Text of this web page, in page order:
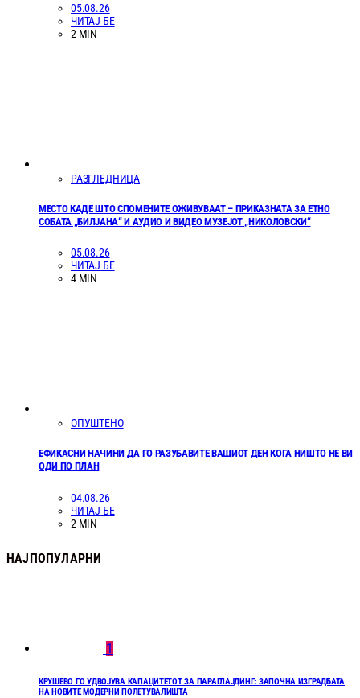
05.08.26
ЧИТАЈ БЕ
2 MIN
РАЗГЛЕДНИЦА
МЕСТО КАДЕ ШТО СПОМЕНИТЕ ОЖИВУВААТ – ПРИКАЗНАТА ЗА ЕТНО
СОБАТА „БИЛЈАНА“ И АУДИО И ВИДЕО МУЗЕЈОТ „НИКОЛОВСКИ“
05.08.26
ЧИТАЈ БЕ
4 MIN
ОПУШТЕНО
ЕФИКАСНИ НАЧИНИ ДА ГО РАЗУБАВИТЕ ВАШИОТ ДЕН КОГА НИШТО НЕ ВИ
ОДИ ПО ПЛАН
04.08.26
ЧИТАЈ БЕ
2 MIN
НАЈПОПУЛАРНИ
1
КРУШЕВО ГО УДВОЈУВА КАПАЦИТЕТОТ ЗА ПАРАГЛАЈДИНГ: ЗАПОЧНА ИЗГРАДБАТА
НА НОВИТЕ МОДЕРНИ ПОЛЕТУВАЛИШТА